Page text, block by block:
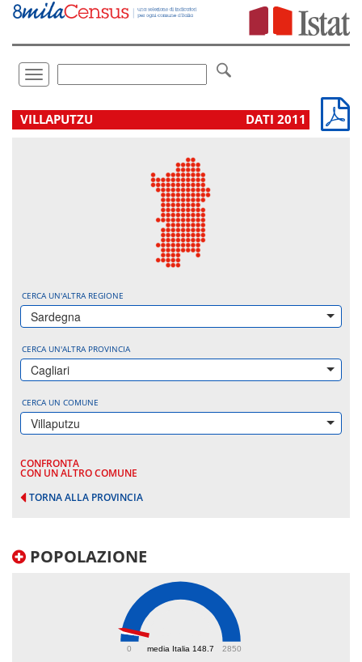
Vai
direttamente
Toggle
navigation
.
VILLAPUTZU DATI 2011
CERCA UN'ALTRA REGIONE
Sardegna
CERCA UN'ALTRA PROVINCIA
Cagliari
CERCA UN COMUNE
Villaputzu
CONFRONTA
CON UN ALTRO COMUNE
TORNA ALLA PROVINCIA
POPOLAZIONE
media Italia 148.7
0 2850